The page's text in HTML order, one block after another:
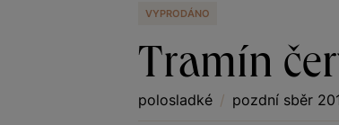
VYPRODÁNO
Tramín
polosladké / pozdní sběr